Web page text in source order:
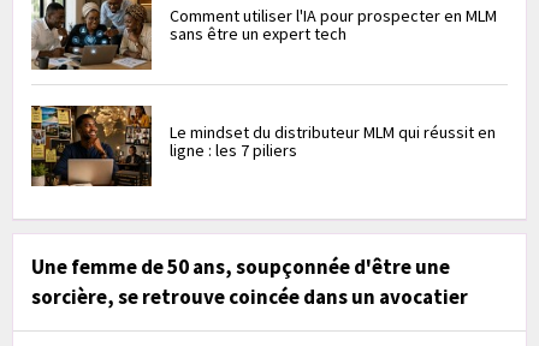
Comment utiliser l'IA pour prospecter en MLM
sans être un expert tech
Le mindset du distributeur MLM qui réussit en
ligne : les 7 piliers
Une femme de 50 ans, soupçonnée d'être une
sorcière, se retrouve coincée dans un avocatier